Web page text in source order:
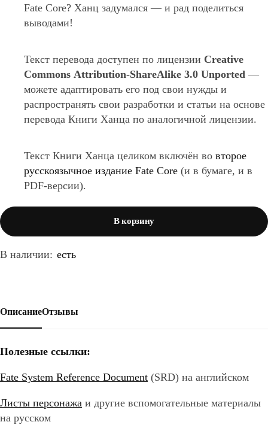
Fate Core? Ханц задумался — и рад поделиться
выводами!
Текст перевода доступен по лицензии Creative
Commons Attribution-ShareAlike 3.0 Unported —
можете адаптировать его под свои нужды и
распространять свои разработки и статьи на основе
перевода Книги Ханца по аналогичной лицензии.
Текст Книги Ханца целиком включён во второе
русскоязычное издание Fate Core (и в бумаге, и в
PDF-версии).
В корзину
В наличии: есть
ОписаниеОтзывы
Полезные ссылки:
Fate System Reference Document (SRD) на английском
Листы персонажа и другие вспомогательные материалы
на русском